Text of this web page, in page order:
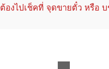
ต้องไปเช็คที่ จุดขายตั๋ว หรือ